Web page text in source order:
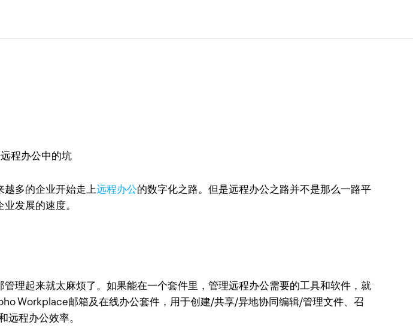
越多的企业开始走上远程办公的数字化之路。但是远程办公之路并不是那么一路平
发展的速度。
理起来就太麻烦了。如果能在一个套件里，管理远程办公需要的工具和软件，就
Workplace邮箱及在线办公套件，用于创建/共享/异地协同编辑/管理文件、召
程办公效率。